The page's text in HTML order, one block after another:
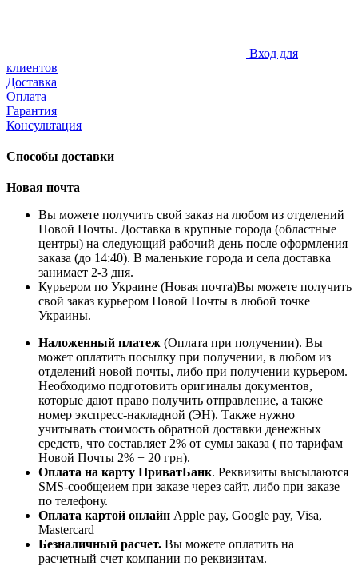
Вход для
клиентов
Доставка
Оплата
Гарантия
Консультация
Способы доставки
Новая почта
Вы можете получить свой заказ на любом из отделений
Новой Почты. Доставка в крупные города (областные
центры) на следующий рабочий день после оформления
заказа (до 14:40). В маленькие города и села доставка
занимает 2-3 дня.
Курьером по Украине (Новая почта)Вы можете получить
свой заказ курьером Новой Почты в любой точке
Украины.
Наложенный платеж (Оплата при получении). Вы
может оплатить посылку при получении, в любом из
отделений новой почты, либо при получении курьером.
Необходимо подготовить оригиналы документов,
которые дают право получить отправление, а также
номер экспресс-накладной (ЭН). Также нужно
учитывать стоимость обратной доставки денежных
средств, что составляет 2% от сумы заказа ( по тарифам
Новой Почты 2% + 20 грн).
Оплата на карту ПриватБанк. Реквизиты высылаются
SMS-сообщеием при заказе через сайт, либо при заказе
по телефону.
Оплата картой онлайн Apple pay, Google pay, Visa,
Mastercard
Безналичный расчет. Вы можете оплатить на
расчетный счет компании по реквизитам.